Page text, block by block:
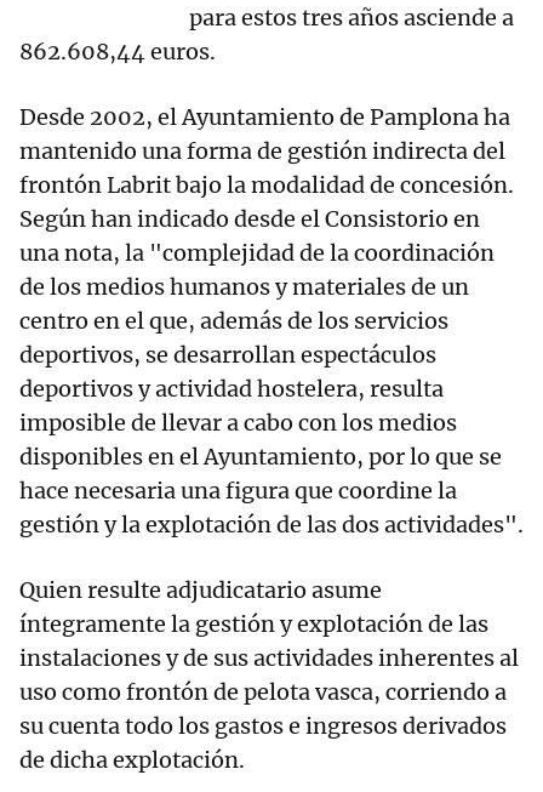
para estos tres años asciende a
862.608,44 euros.
Desde 2002, el Ayuntamiento de Pamplona ha
mantenido una forma de gestión indirecta del
frontón Labrit bajo la modalidad de concesión.
Según han indicado desde el Consistorio en
una nota, la "complejidad de la coordinación
de los medios humanos y materiales de un
centro en el que, además de los servicios
deportivos, se desarrollan espectáculos
deportivos y actividad hostelera, resulta
imposible de llevar a cabo con los medios
disponibles en el Ayuntamiento, por lo que se
hace necesaria una figura que coordine la
gestión y la explotación de las dos actividades".
Quien resulte adjudicatario asume
íntegramente la gestión y explotación de las
instalaciones y de sus actividades inherentes al
uso como frontón de pelota vasca, corriendo a
su cuenta todo los gastos e ingresos derivados
de dicha explotación.